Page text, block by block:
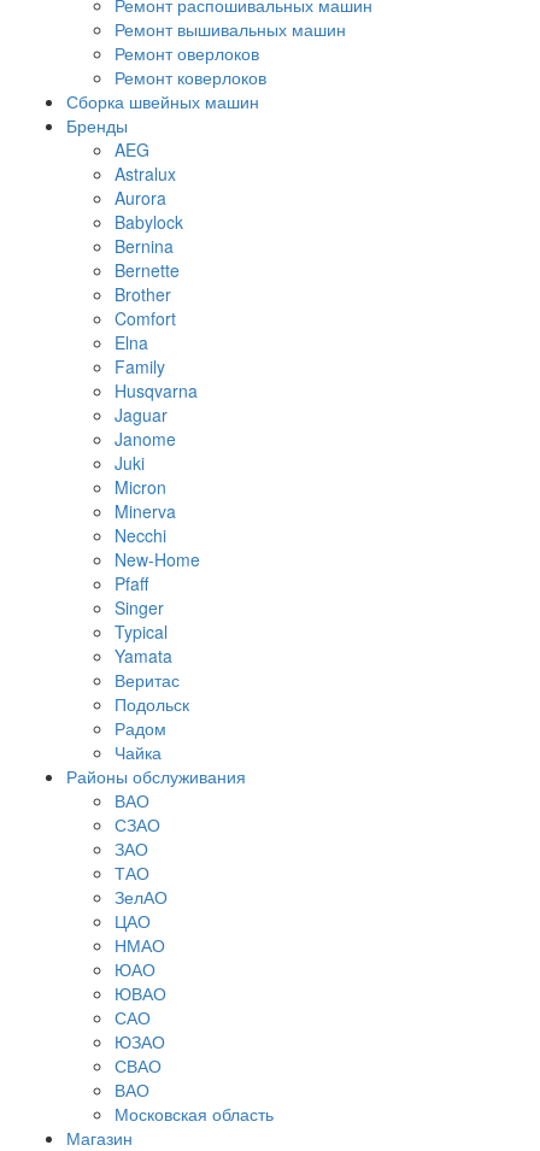
Ремонт вышивальных машин
Ремонт оверлоков
Ремонт коверлоков
Сборка швейных машин
Бренды
AEG
Astralux
Aurora
Babylock
Bernina
Bernette
Brother
Comfort
Elna
Family
Husqvarna
Jaguar
Janome
Juki
Micron
Minerva
Necchi
New-Home
Pfaff
Singer
Typical
Yamata
Веритас
Подольск
Радом
Чайка
Районы обслуживания
ВАО
СЗАО
ЗАО
ТАО
ЗелАО
ЦАО
НМАО
ЮАО
ЮВАО
САО
ЮЗАО
СВАО
ВАО
Московская область
Магазин